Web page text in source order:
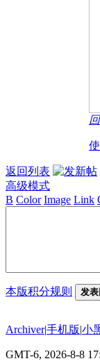
返回列表
高级模式
B Color Image Link
本版积分规则 发
Archiver|手机版|小
GMT-6, 2026-8-8